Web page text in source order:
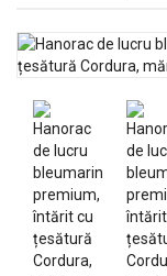
STABILIZATOARE
DE
TENSIUNE
CASA
GRADINA
SCULE
ECHIPAMENTE